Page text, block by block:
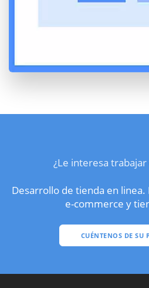
¿Le interesa
Desarrollo de tienda en linea.
e-commerce y
CUÉNTENOS DE SU